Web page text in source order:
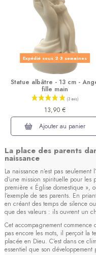
Expédié sous 2-3 semaines
Statue albâtre - 13 cm -
fille main
13,90 €
Ajouter au panier
La place des parents
naissance
La naissance n’est pas
d’une mission spirituelle pour les
première « Église domestique »,
l’exemple de ses parents. En
en créant des temps de silence
que des valeurs : ils ouvrent un
Cet accompagnement commence
pas encore les mots, il perçoit la
placée en Dieu. C’est dans ce
essentiel que son développement